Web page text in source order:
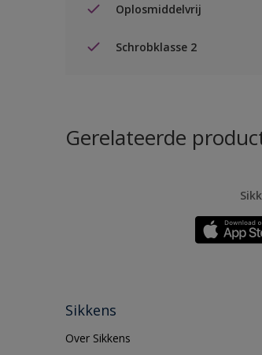
Oplosmiddelvrij
Schrobklasse 2
Gerelateerde
Sikkens
Over Sikkens